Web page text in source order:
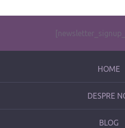
HOME
DESPRE
BLOG